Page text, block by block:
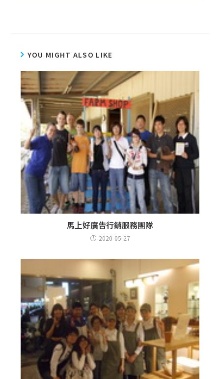
YOU MIGHT ALSO LIKE
馬上好廣告行銷服務團隊
2020-05-27